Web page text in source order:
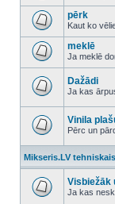
unread
posts
unread
posts
pērk
Kaut ko
unread
posts
meklē
Ja meklē
unread
posts
Dažādi
Ja kas
unread
posts
Vinila
Pērc un
Mikseris.LV
Visbiežāk
Ja kas